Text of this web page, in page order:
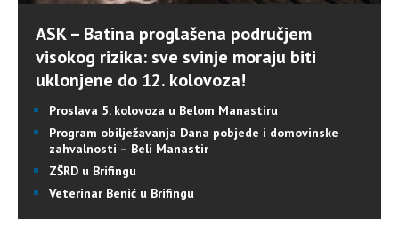
ASK – Batina proglašena područjem
visokog rizika: sve svinje moraju biti
uklonjene do 12. kolovoza!
Proslava 5. kolovoza u Belom Manastiru
Program obilježavanja Dana pobjede i domovinske
zahvalnosti – Beli Manastir
ZŠRD u Brifingu
Veterinar Benić u Brifingu